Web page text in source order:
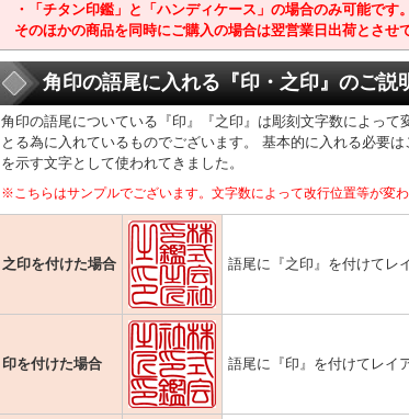
・「チタン印鑑」と「ハンディケース」の場合のみ可能です。
そのほかの商品を同時にご購入の場合は翌営業日出荷とさせ
角印の語尾に入れる『印・之印』のご説
角印の語尾についている『印』『之印』は彫刻文字数によっ
とる為に入れているものでございます。 基本的に入れる必要
を示す文字として使われてきました。
※こちらはサンプルでございます。文字数によって改行位置等が変
之印を付けた場合 語尾に『之印』を付けてレ
印を付けた場合 語尾に『印』を付けてレイ